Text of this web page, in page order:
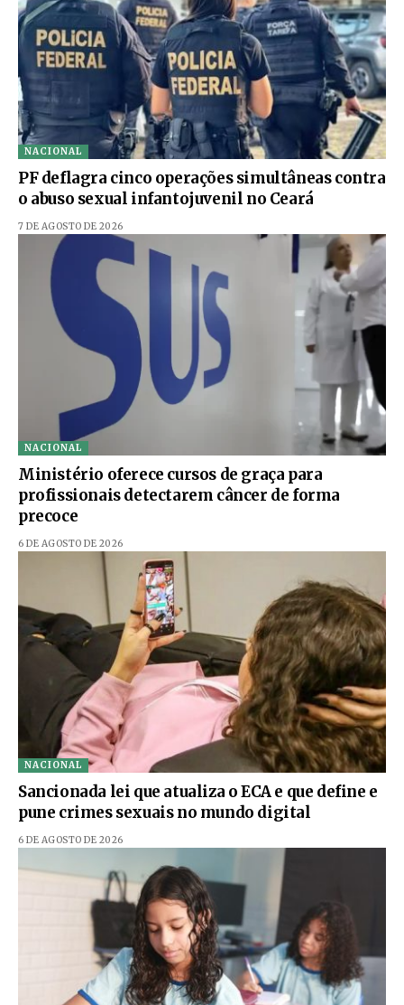
NACIONAL
PF deflagra cinco operações simultâneas contra
o abuso sexual infantojuvenil no Ceará
7 DE AGOSTO DE 2026
NACIONAL
Ministério oferece cursos de graça para
profissionais detectarem câncer de forma
precoce
6 DE AGOSTO DE 2026
NACIONAL
Sancionada lei que atualiza o ECA e que define e
pune crimes sexuais no mundo digital
6 DE AGOSTO DE 2026